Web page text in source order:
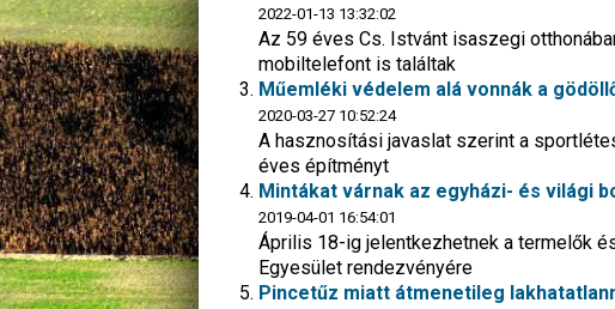
2022-01-13 13:32:02
Az 59 éves Cs. Istvánt isaszegi
mobiltelefont is találtak
Műemléki védelem alá vonnák a
2020-03-27 10:52:24
A hasznosítási javaslat szerint a
éves építményt
Mintákat várnak az egyházi- és világi
2019-04-01 16:54:01
Április 18-ig jelentkezhetnek a termelők
Egyesület rendezvényére
Pincetűz miatt átmenetileg